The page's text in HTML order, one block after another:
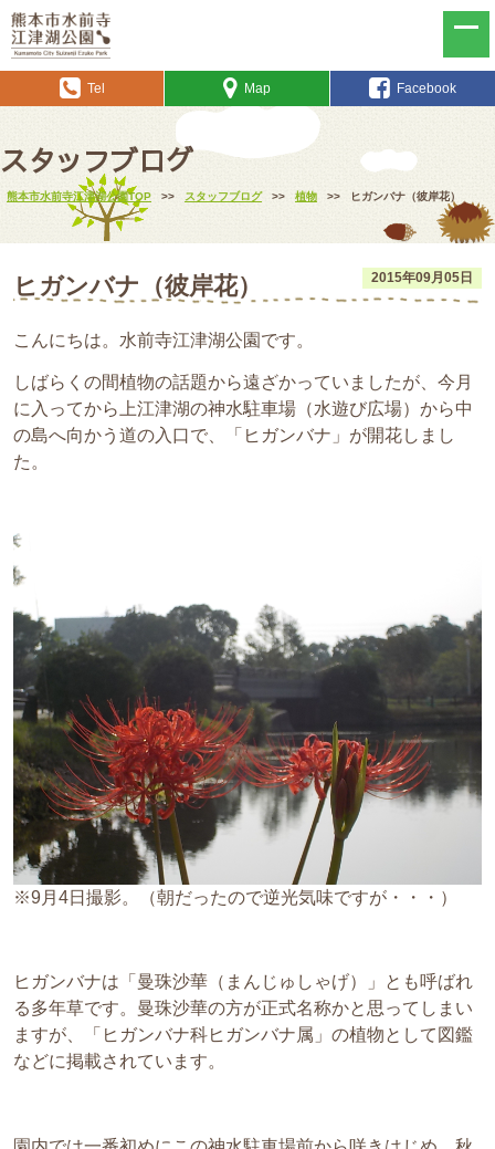
Tel Map Facebook
スタッフブログ
熊本市水前寺江津湖公園TOP >> スタッフブログ >> 植物 >> ヒガンバナ（彼岸花）
2015年09月05日
ヒガンバナ（彼岸花）
こんにちは。水前寺江津湖公園です。
しばらくの間植物の話題から遠ざかっていましたが、今月
に入ってから上江津湖の神水駐車場（水遊び広場）から中
の島へ向かう道の入口で、「ヒガンバナ」が開花しまし
た。
※9月4日撮影。（朝だったので逆光気味ですが・・・）
ヒガンバナは「曼珠沙華（まんじゅしゃげ）」とも呼ばれ
る多年草です。曼珠沙華の方が正式名称かと思ってしまい
ますが、「ヒガンバナ科ヒガンバナ属」の植物として図鑑
などに掲載されています。